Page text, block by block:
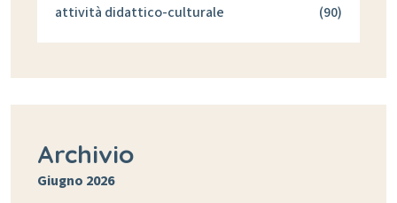
attività didattico-culturale (90)
Archivio
Giugno 2026